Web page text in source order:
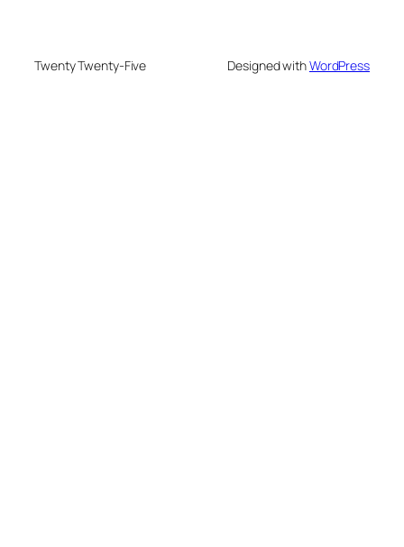
Twenty Twenty-Five Designed withWordPress